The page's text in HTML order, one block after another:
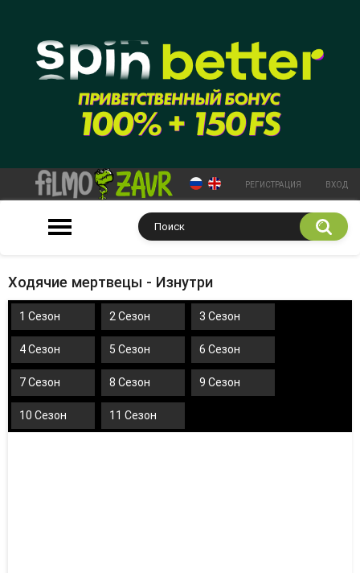
РЕГИСТРАЦИЯ ВХОД
Ходячие мертвецы - Изнутри
1 Сезон 2 Сезон 3 Сезон
4 Сезон 5 Сезон 6 Сезон
7 Сезон 8 Сезон 9 Сезон
10 Сезон 11 Сезон